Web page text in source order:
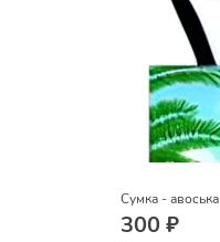
Сумка - авоська
300 ₽